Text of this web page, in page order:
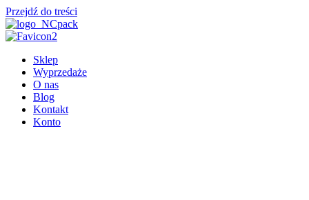
Przejdź do treści
Sklep
Wyprzedaże
O nas
Blog
Kontakt
Konto